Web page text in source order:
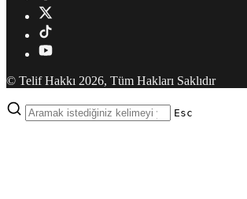
© Telif Hakkı 2026, Tüm Hakları Saklıdır
Esc